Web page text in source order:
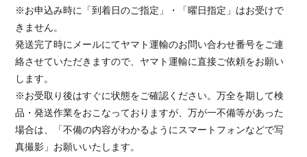
※お申込み時に「到着日のご指定」・「曜日指定」はお受けで
きません。
発送完了時にメールにてヤマト運輸のお問い合わせ番号をご連
絡させていただきますので、ヤマト運輸に直接ご依頼をお願い
します。
※お受取り後はすぐに状態をご確認ください。万全を期して検
品・発送作業をおこなっておりますが、万が一不備等があった
場合は、「不備の内容がわかるようにスマートフォンなどで写
真撮影」お願いいたします。